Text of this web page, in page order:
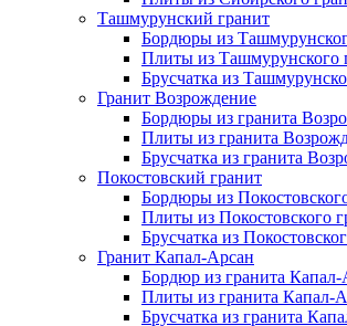
Ташмурунский гранит
Бордюры из
Плиты из Ташмурунского
Брусчатка из
Гранит Возрождение
Бордюры из гранита
Плиты из гранита
Брусчатка из гранита
Покостовский гранит
Бордюры из
Плиты из Покостовского
Брусчатка из
Гранит Капал-Арсан
Бордюр из гранита Капал-
Плиты из гранита Капал-
Брусчатка из гранита